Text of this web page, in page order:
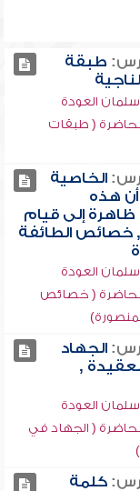
طبقة
سلمان العودة
( طبقات
الخاصية
أن هذه
ظاهرة إلى قيام
, خصائص الطائفة
سلمان العودة
( خصائص
الجهاد
,
سلمان العودة
( الجهاد في
كلمة